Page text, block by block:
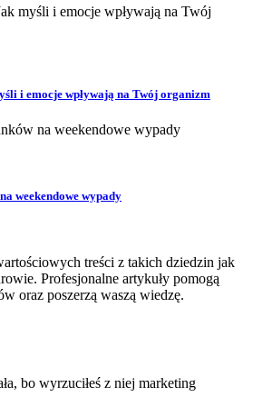
i emocje wpływają na Twój organizm
weekendowe wypady
treści z takich dziedzin jak
Profesjonalne artykuły pomogą
oraz poszerzą waszą wiedzę.